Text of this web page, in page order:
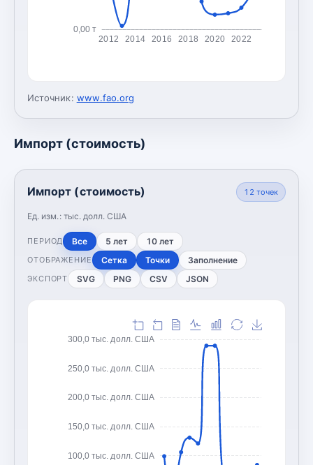
0,00 т
2012 2014 2016 2018 2020 2022
Источник: www.fao.org
Импорт (стоимость)
Импорт (стоимость)
Ед. изм.: тыс. долл. США
12 точек
ПЕРИОД Все 5 лет 10 лет
ОТОБРАЖЕНИЕ Сетка Точки Заполнение
ЭКСПОРТ SVG PNG CSV JSON
100,0 тыс. долл. США
150,0 тыс. долл. США
200,0 тыс. долл. США
250,0 тыс. долл. США
300,0 тыс. долл. США